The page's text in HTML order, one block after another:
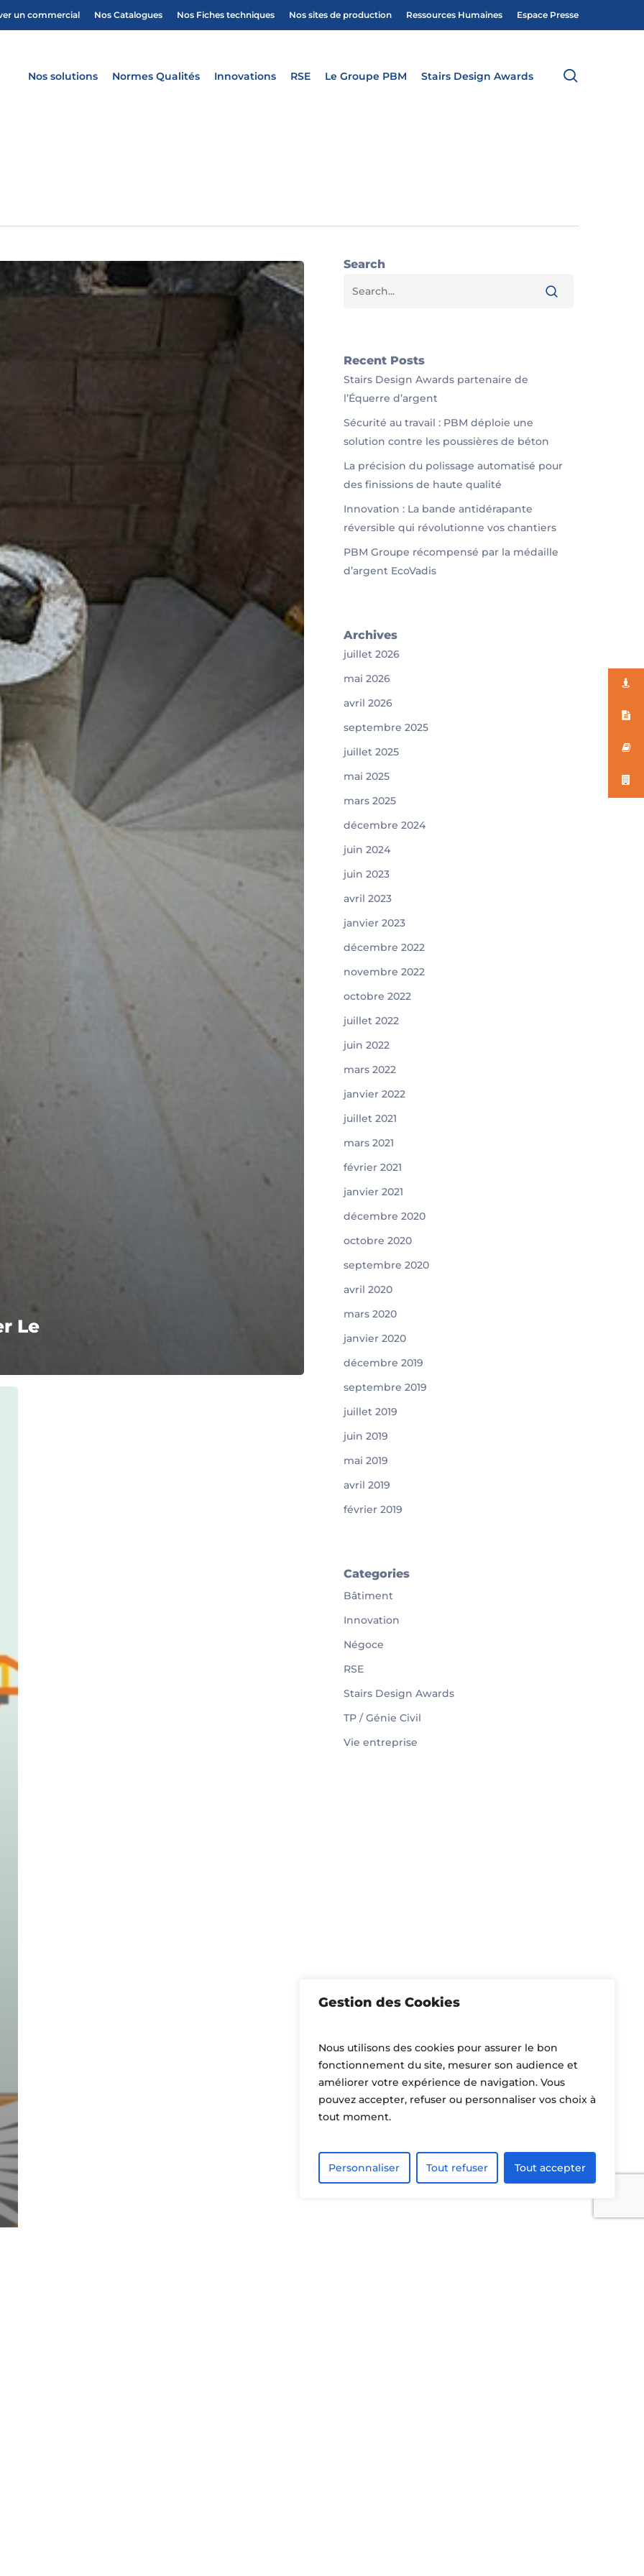
Gestion des Cookies
Nous utilisons des cookies pour assurer le bon
fonctionnement du site, mesurer son audience et
améliorer votre expérience de navigation. Vous
pouvez accepter, refuser ou personnaliser vos choix à
tout moment.
Personnaliser Tout refuser Tout accepter
un commercial Nos Catalogues Nos Fiches techniques Nos sites de production Ressources Humaines Espace Presse
Nos solutions Normes Qualités Innovations RSE Le Groupe PBM Stairs Design Awards
Le
Search
Recent Posts
Stairs Design Awards partenaire de
l’Équerre d’argent
Sécurité au travail : PBM déploie une
solution contre les poussières de béton
La précision du polissage automatisé pour
des finissions de haute qualité
Innovation : La bande antidérapante
réversible qui révolutionne vos chantiers
PBM Groupe récompensé par la médaille
d’argent EcoVadis
Archives
juillet 2026
mai 2026
avril 2026
septembre 2025
juillet 2025
mai 2025
mars 2025
décembre 2024
juin 2024
juin 2023
avril 2023
janvier 2023
décembre 2022
novembre 2022
octobre 2022
juillet 2022
juin 2022
mars 2022
janvier 2022
juillet 2021
mars 2021
février 2021
janvier 2021
décembre 2020
octobre 2020
septembre 2020
avril 2020
mars 2020
janvier 2020
décembre 2019
septembre 2019
juillet 2019
juin 2019
mai 2019
avril 2019
février 2019
Categories
Bâtiment
Innovation
Négoce
RSE
Stairs Design Awards
TP / Génie Civil
Vie entreprise